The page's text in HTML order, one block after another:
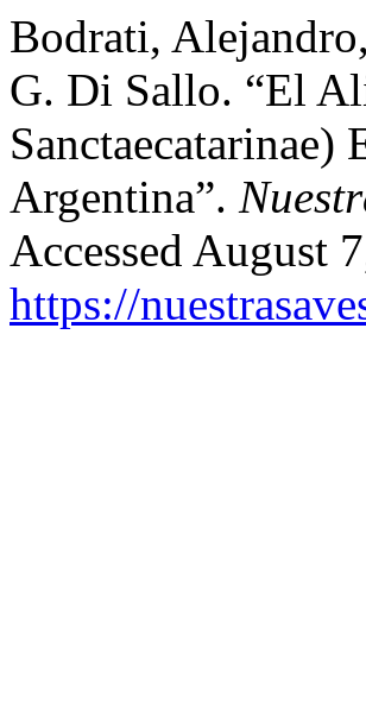
Bodrati,
G. Di Sallo. “El
Argentina”.
Accessed August
https://